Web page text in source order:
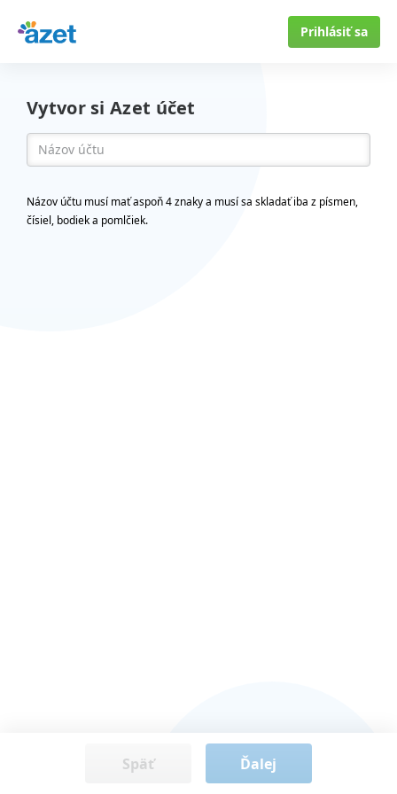
Prihlásiť sa
Vytvor si Azet účet
Názov účtu musí mať aspoň 4 znaky a musí sa skladať iba z písmen,
čísiel, bodiek a pomlčiek.